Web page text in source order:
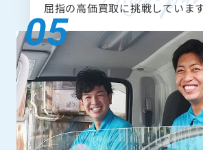
屈指の高価買取に挑戦していま